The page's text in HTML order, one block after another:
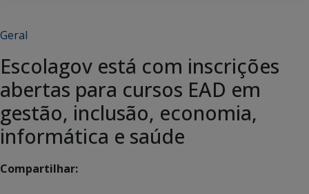
Geral
Escolagov está com inscrições
abertas para cursos EAD em
gestão, inclusão, economia,
informática e saúde
Compartilhar: